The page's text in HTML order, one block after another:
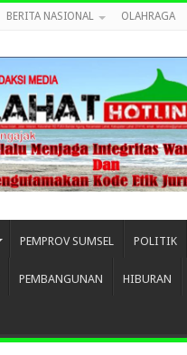
BERITA NASIONAL OLAHRAGA
PEMPROV SUMSEL POLITIK
PEMBANGUNAN HIBURAN